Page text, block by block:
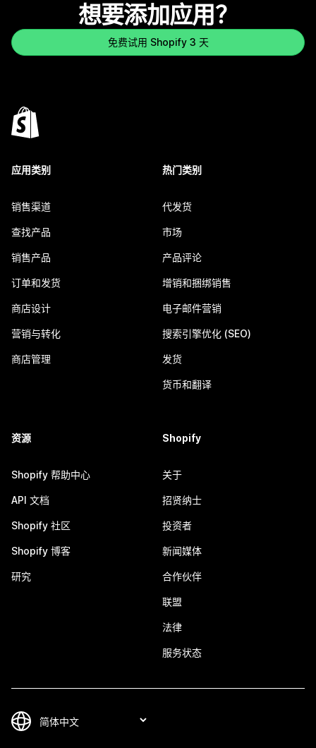
想要添加应用？
免费试用 Shopify 3 天
应用类别
销售渠道
查找产品
销售产品
订单和发货
商店设计
营销与转化
商店管理
热门类别
代发货
市场
产品评论
增销和捆绑销售
电子邮件营销
搜索引擎优化 (SEO)
发货
货币和翻译
资源
Shopify 帮助中心
API 文档
Shopify 社区
Shopify 博客
研究
Shopify
关于
招贤纳士
投资者
新闻媒体
合作伙伴
联盟
法律
服务状态